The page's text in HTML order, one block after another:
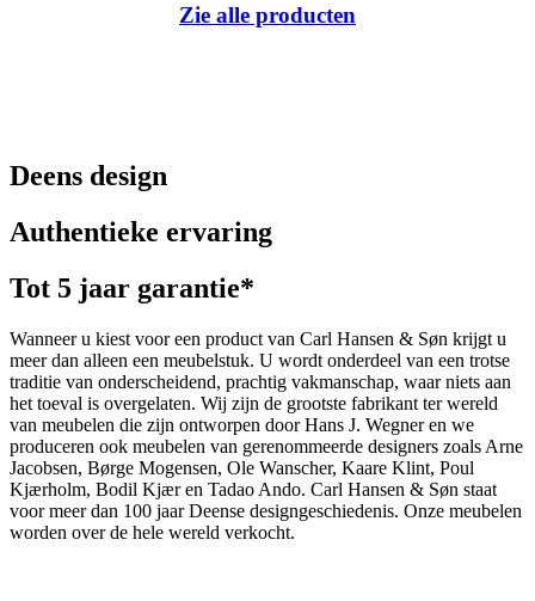
Zie alle producten
Deens design
Authentieke ervaring
Tot 5 jaar garantie*
Wanneer u kiest voor een product van Carl Hansen & Søn krijgt u
meer dan alleen een meubelstuk. U wordt onderdeel van een trotse
traditie van onderscheidend, prachtig vakmanschap, waar niets aan
het toeval is overgelaten. Wij zijn de grootste fabrikant ter wereld
van meubelen die zijn ontworpen door Hans J. Wegner en we
produceren ook meubelen van gerenommeerde designers zoals Arne
Jacobsen, Børge Mogensen, Ole Wanscher, Kaare Klint, Poul
Kjærholm, Bodil Kjær en Tadao Ando. Carl Hansen & Søn staat
voor meer dan 100 jaar Deense designgeschiedenis. Onze meubelen
worden over de hele wereld verkocht.